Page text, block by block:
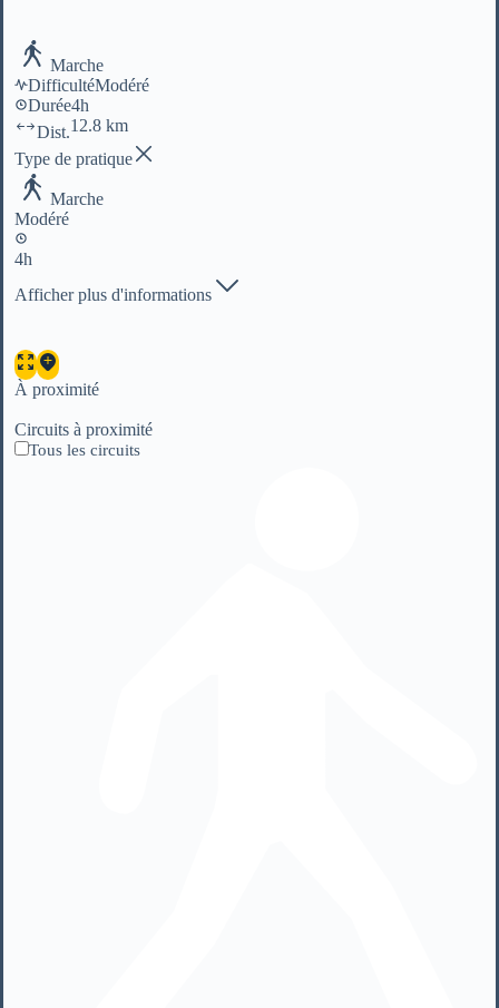
Marche
DifficultéModéré
Durée4h
Dist.12.8 km
Type de pratique
Marche
Modéré
4h
Afficher plus d'informations
À proximité
Circuits à proximité
Tous les circuits